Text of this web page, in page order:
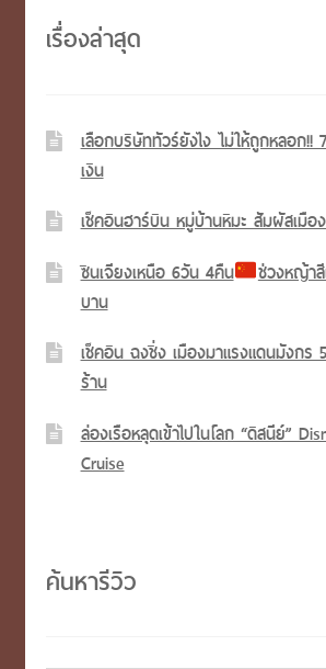
เรื่องล่าสุด
เลือกบริษัททัวร์ยังไง ไม่ให้ถูกหลอก!!
เงิน
เช็คอินฮาร์บิน หมู่บ้านหิมะ สัมผัสเมือ
ซินเจียงเหนือ 6วัน 4คืน
ช่วงหญ้า
บาน
เช็คอิน ฉงชิ่ง เมืองมาแรงแดนมังกร
ร้าน
ล่องเรือหลุดเข้าไปในโลก “ดิสนีย์”
Cruise
ค้นหารีวิว